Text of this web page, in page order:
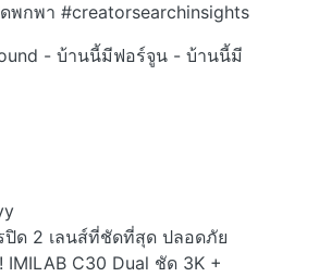
พกพา #creatorsearchinsights
- บ้านนี้มีฟอร์จูน - บ้านนี้มี
ปิด 2 เลนส์ที่ชัดที่สุด ปลอดภัย
C30 Dual ชัด 3K +